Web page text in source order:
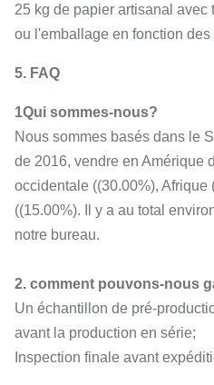
25 kg de papier artisanal avec
ou l'emballage en fonction
5. FAQ
1Qui sommes-nous?
Nous sommes basés dans le
de 2016, vendre en Amérique
occidentale ((30.00%), Afrique
((15.00%). Il y a au total
notre bureau.
2. comment pouvons-nous
Un échantillon de pré-
avant la production en série;
Inspection finale avant